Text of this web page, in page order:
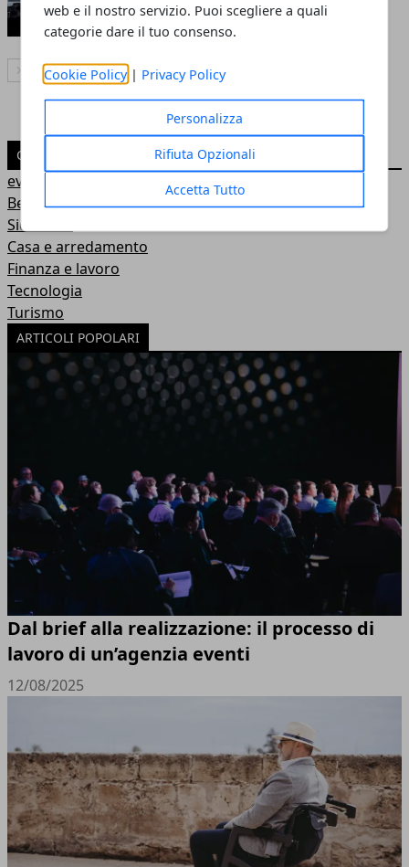
web e il nostro servizio. Puoi scegliere a quali
categorie dare il tuo consenso.
Cookie Policy | Privacy Policy
Personalizza
Rifiuta Opzionali
Accetta Tutto
Redazione- 07 apr 2020
Articolo Successivo
CATEGORIE
eventi
Benessere
Sicurezza
Casa e arredamento
Finanza e lavoro
Tecnologia
Turismo
ARTICOLI POPOLARI
Dal brief alla realizzazione: il processo di
lavoro di un’agenzia eventi
12/08/2025